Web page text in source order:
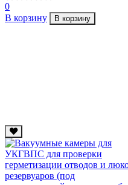
0
В корзину
В корзину